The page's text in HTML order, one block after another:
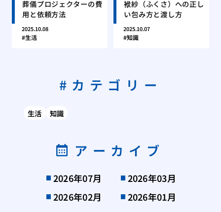
葬儀プロジェクターの費
用と依頼方法
2025.10.08
生活
袱紗（ふくさ）への正し
い包み方と渡し方
2025.10.07
知識
カテゴリー
生活 知識
アーカイブ
2026年07月
2026年03月
2026年02月
2026年01月